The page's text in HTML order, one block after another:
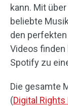
kann. Mit
beliebte
den
Videos finden
Spotify zu
Die gesamte
(Digital